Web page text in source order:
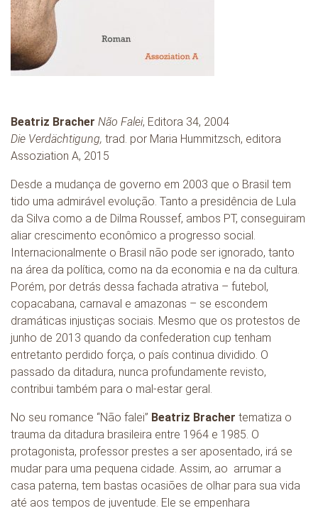
Beatriz Bracher Não Falei, Editora 34, 2004
Die Verdächtigung, trad. por Maria Hummitzsch, editora
Assoziation A, 2015
Desde a mudança de governo em 2003 que o Brasil tem
tido uma admirável evolução. Tanto a presidência de Lula
da Silva como a de Dilma Roussef, ambos PT, conseguiram
aliar crescimento econômico a progresso social.
Internacionalmente o Brasil não pode ser ignorado, tanto
na área da política, como na da economia e na da cultura.
Porém, por detrás dessa fachada atrativa – futebol,
copacabana, carnaval e amazonas – se escondem
dramáticas injustiças sociais. Mesmo que os protestos de
junho de 2013 quando da confederation cup tenham
entretanto perdido força, o país continua dividido. O
passado da ditadura, nunca profundamente revisto,
contribui também para o mal-estar geral.
No seu romance “Não falei” Beatriz Bracher tematiza o
trauma da ditadura brasileira entre 1964 e 1985. O
protagonista, professor prestes a ser aposentado, irá se
mudar para uma pequena cidade. Assim, ao arrumar a
casa paterna, tem bastas ocasiões de olhar para sua vida
até aos tempos de juventude. Ele se empenhara